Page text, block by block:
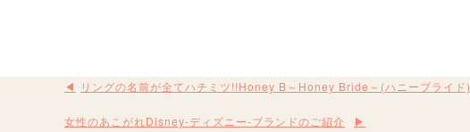
リングの名前が全てハチミツ!!Honey B～Honey Bride～(ハニーブライド)
女性のあこがれDisney-ディズニー-ブランドのご紹介